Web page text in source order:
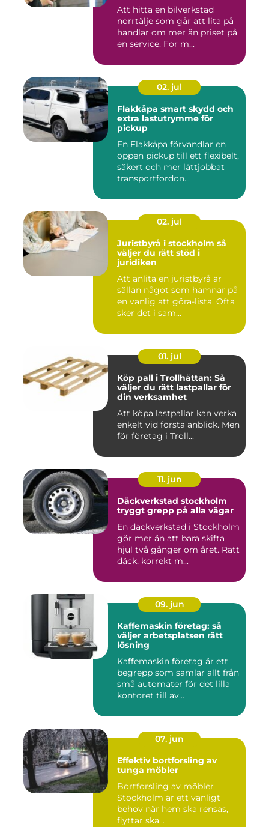
Att hitta en bilverkstad
norrtälje som går att lita på
handlar om mer än priset på
en service. För m...
02. jul
Flakkåpa smart skydd och
extra lastutrymme för
pickup
En Flakkåpa förvandlar en
öppen pickup till ett flexibelt,
säkert och mer lättjobbat
transportfordon...
02. jul
Juristbyrå i stockholm så
väljer du rätt stöd i
juridiken
Att anlita en juristbyrå är
sällan något som hamnar på
en vanlig att göra-lista. Ofta
sker det i sam...
01. jul
Köp pall i Trollhättan: Så
väljer du rätt lastpallar för
din verksamhet
Att köpa lastpallar kan verka
enkelt vid första anblick. Men
för företag i Troll...
11. jun
Däckverkstad stockholm
tryggt grepp på alla vägar
En däckverkstad i Stockholm
gör mer än att bara skifta
hjul två gånger om året. Rätt
däck, korrekt m...
09. jun
Kaffemaskin företag: så
väljer arbetsplatsen rätt
lösning
Kaffemaskin företag är ett
begrepp som samlar allt från
små automater för det lilla
kontoret till av...
07. jun
Effektiv bortforsling av
tunga möbler
Bortforsling av möbler
Stockholm är ett vanligt
behov när hem ska rensas,
flyttar ska...